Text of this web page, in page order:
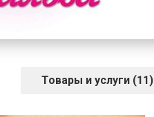
Товары и услуги (11)